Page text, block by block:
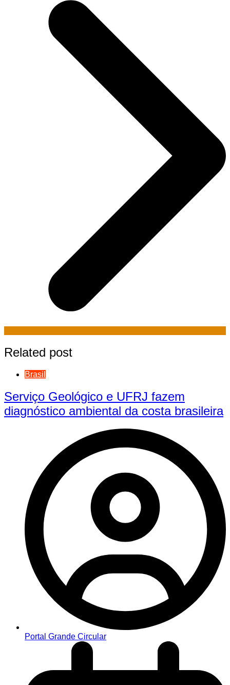
Related post
Brasil
Serviço Geológico e UFRJ fazem
diagnóstico ambiental da costa brasileira
Portal Grande Circular